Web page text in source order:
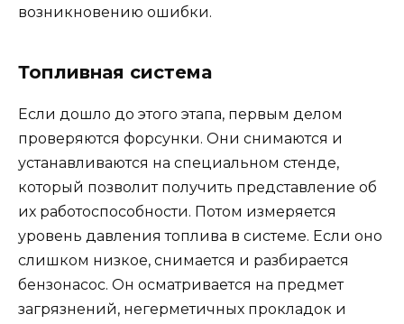
возникновению ошибки.
Топливная система
Если дошло до этого этапа, первым делом
проверяются форсунки. Они снимаются и
устанавливаются на специальном стенде,
который позволит получить представление об
их работоспособности. Потом измеряется
уровень давления топлива в системе. Если оно
слишком низкое, снимается и разбирается
бензонасос. Он осматривается на предмет
загрязнений, негерметичных прокладок и